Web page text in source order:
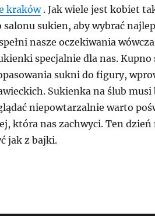
kraków. Jak wiele jest kobiet
salonu sukien, aby wybrać
nasze oczekiwania
specjalnie dla nas.
sukni do figury,
Sukienka na ślub
niepowtarzalnie warto
która nas zachwyci. Ten
jak z bajki.